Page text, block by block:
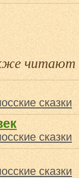
голутвенный и
читают
сказки
сказки
сказки